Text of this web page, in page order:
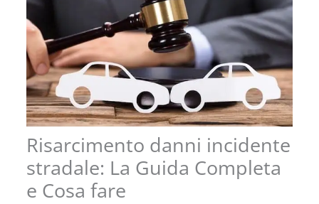
Risarcimento danni incidente
stradale: La Guida Completa
e Cosa fare